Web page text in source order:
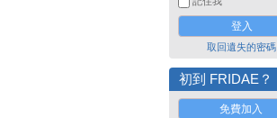
取回遺失的密碼
初到 FRIDAE？
免費加入